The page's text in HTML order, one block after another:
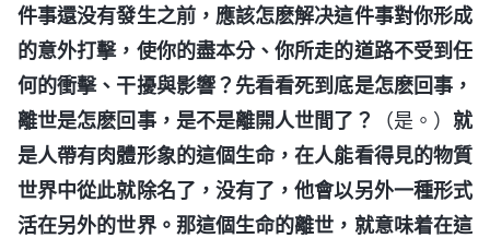
件事還没有發生之前，應該怎麽解决這件事對你形成
的意外打擊，使你的盡本分、你所走的道路不受到任
何的衝擊、干擾與影響？先看看死到底是怎麽回事，
離世是怎麽回事，是不是離開人世間了？
（是。） 就
是人帶有肉體形象的這個生命，在人能看得見的物質
世界中從此就除名了，没有了，他會以另外一種形式
活在另外的世界。那這個生命的離世，就意味着在這